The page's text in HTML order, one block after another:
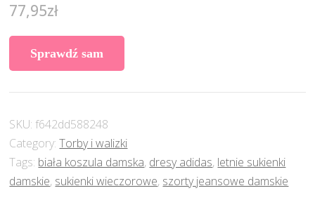
77,95zł
Sprawdź sam
SKU: f642dd588248
Category:Torby i walizki
Tags: biała koszula damska, dresy adidas, letnie sukienki
damskie, sukienki wieczorowe, szorty jeansowe damskie